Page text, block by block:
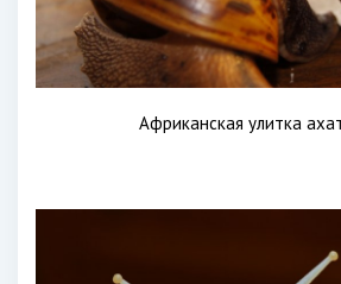
Африканская улитка